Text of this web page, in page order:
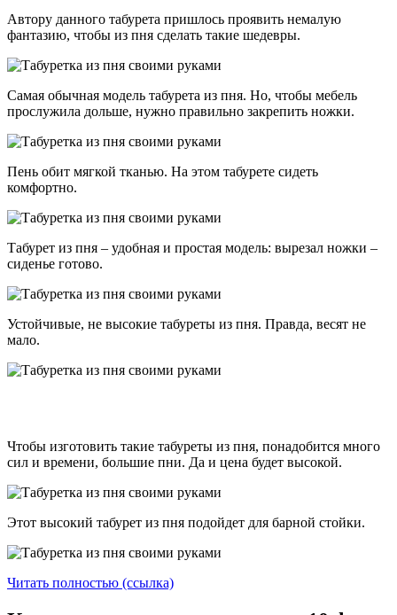
Автору данного табурета пришлось проявить немалую
фантазию, чтобы из пня сделать такие шедевры.
Самая обычная модель табурета из пня. Но, чтобы мебель
прослужила дольше, нужно правильно закрепить ножки.
Пень обит мягкой тканью. На этом табурете сидеть
комфортно.
Табурет из пня – удобная и простая модель: вырезал ножки –
сиденье готово.
Устойчивые, не высокие табуреты из пня. Правда, весят не
мало.
Чтобы изготовить такие табуреты из пня, понадобится много
сил и времени, большие пни. Да и цена будет высокой.
Этот высокий табурет из пня подойдет для барной стойки.
Читать полностью (ссылка)